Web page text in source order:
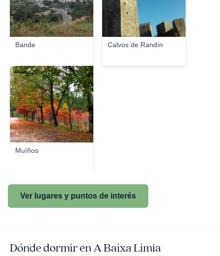
Bande Calvos de Randín
Muíños
sblaper
Ver lugares y puntos de interés
Dónde dormir en A Baixa Limia